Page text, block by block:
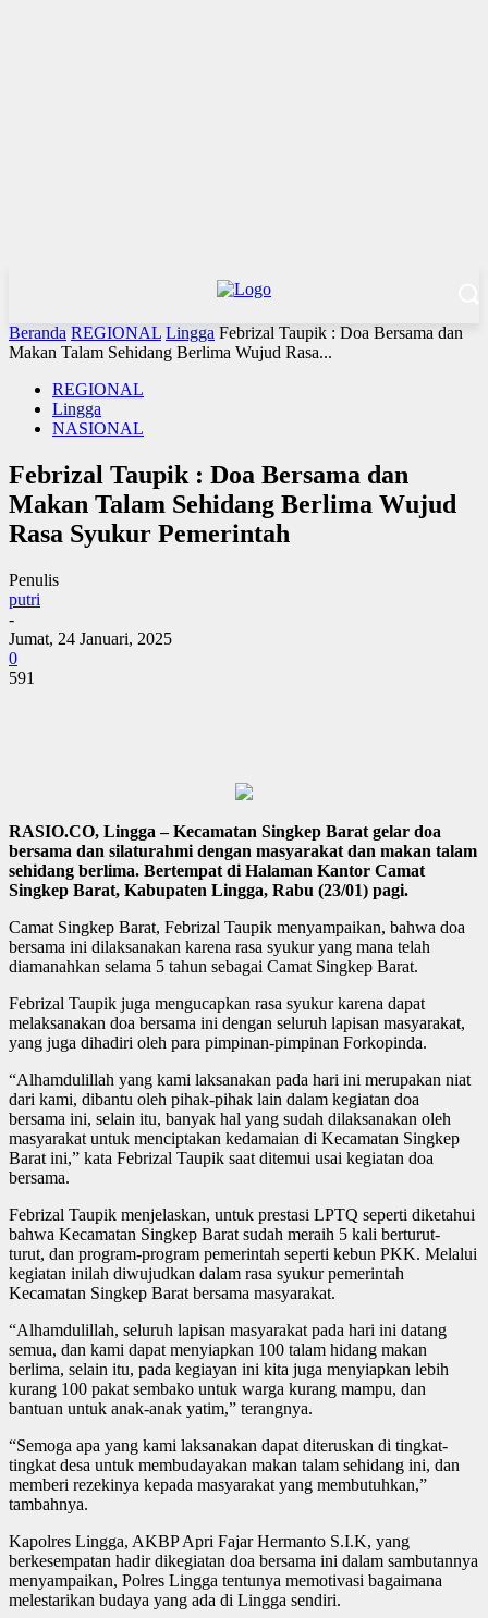
Beranda REGIONAL Lingga Febrizal Taupik : Doa Bersama dan
Makan Talam Sehidang Berlima Wujud Rasa...
REGIONAL
Lingga
NASIONAL
Febrizal Taupik : Doa Bersama dan
Makan Talam Sehidang Berlima Wujud
Rasa Syukur Pemerintah
Penulis
putri
-
Jumat, 24 Januari, 2025
0
591
RASIO.CO, Lingga – Kecamatan Singkep Barat gelar doa
bersama dan silaturahmi dengan masyarakat dan makan talam
sehidang berlima. Bertempat di Halaman Kantor Camat
Singkep Barat, Kabupaten Lingga, Rabu (23/01) pagi.
Camat Singkep Barat, Febrizal Taupik menyampaikan, bahwa doa
bersama ini dilaksanakan karena rasa syukur yang mana telah
diamanahkan selama 5 tahun sebagai Camat Singkep Barat.
Febrizal Taupik juga mengucapkan rasa syukur karena dapat
melaksanakan doa bersama ini dengan seluruh lapisan masyarakat,
yang juga dihadiri oleh para pimpinan-pimpinan Forkopinda.
“Alhamdulillah yang kami laksanakan pada hari ini merupakan niat
dari kami, dibantu oleh pihak-pihak lain dalam kegiatan doa
bersama ini, selain itu, banyak hal yang sudah dilaksanakan oleh
masyarakat untuk menciptakan kedamaian di Kecamatan Singkep
Barat ini,” kata Febrizal Taupik saat ditemui usai kegiatan doa
bersama.
Febrizal Taupik menjelaskan, untuk prestasi LPTQ seperti diketahui
bahwa Kecamatan Singkep Barat sudah meraih 5 kali berturut-
turut, dan program-program pemerintah seperti kebun PKK. Melalui
kegiatan inilah diwujudkan dalam rasa syukur pemerintah
Kecamatan Singkep Barat bersama masyarakat.
“Alhamdulillah, seluruh lapisan masyarakat pada hari ini datang
semua, dan kami dapat menyiapkan 100 talam hidang makan
berlima, selain itu, pada kegiayan ini kita juga menyiapkan lebih
kurang 100 pakat sembako untuk warga kurang mampu, dan
bantuan untuk anak-anak yatim,” terangnya.
“Semoga apa yang kami laksanakan dapat diteruskan di tingkat-
tingkat desa untuk membudayakan makan talam sehidang ini, dan
memberi rezekinya kepada masyarakat yang membutuhkan,”
tambahnya.
Kapolres Lingga, AKBP Apri Fajar Hermanto S.I.K, yang
berkesempatan hadir dikegiatan doa bersama ini dalam sambutannya
menyampaikan, Polres Lingga tentunya memotivasi bagaimana
melestarikan budaya yang ada di Lingga sendiri.